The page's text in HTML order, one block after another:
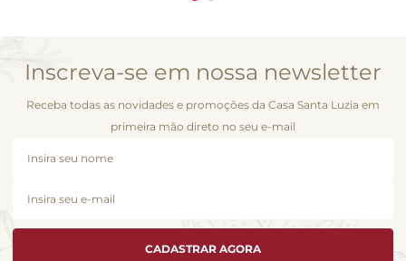
Inscreva-se em nossa newsletter
Receba todas as novidades e promoções da Casa Santa Luzia em
primeira mão direto no seu e-mail
CADASTRAR AGORA